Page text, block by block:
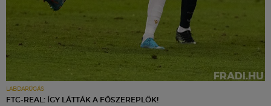
LABDARÚGÁS
FTC-REAL: ÍGY LÁTTÁK A FŐSZEREPLŐK!